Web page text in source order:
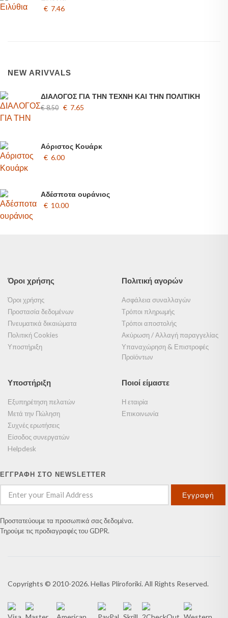
€ 7.46
NEW ARIVVALS
ΔΙΑΛΟΓΟΣ ΓΙΑ ΤΗΝ ΤΕΧΝΗ ΚΑΙ ΤΗΝ ΠΟΛΙΤΙΚΗ
€ 8.50 € 7.65
Αόριστος Κουάρκ
€ 6.00
Αδέσποτα ουράνιος
€ 10.00
Όροι χρήσης
Όροι χρήσης
Προστασία δεδομένων
Πνευματικά δικαιώματα
Πολιτική Cookies
Υποστήριξη
Πολιτική αγορών
Ασφάλεια συναλλαγών
Τρόποι πληρωμής
Τρόποι αποστολής
Ακύρωση / Αλλαγή παραγγελίας
Υπαναχώρηση & Επιστροφές
Προϊόντων
Υποστήριξη
Εξυπηρέτηση πελατών
Μετά την Πώληση
Συχνές ερωτήσεις
Είσοδος συνεργατών
Helpdesk
Ποιοί είμαστε
Η εταιρία
Επικοινωνία
ΕΓΓΡΑΦΗ ΣΤΟ NEWSLETTER
Εγγραφή
Προστατεύουμε τα προσωπικά σας δεδομένα.
Τηρούμε τις προδιαγραφές του GDPR.
Copyrights © 2010-2026. Hellas Pliroforiki. All Rights Reserved.